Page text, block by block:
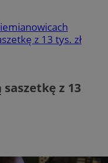
z 13 tys. zł
z 13